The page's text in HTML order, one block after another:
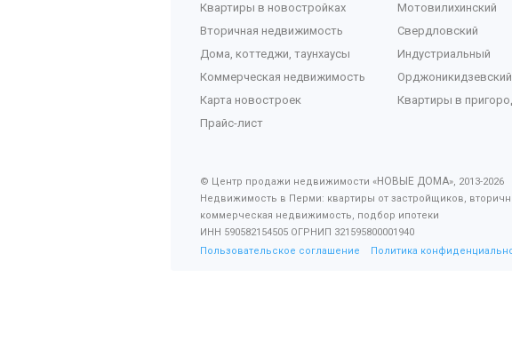
Квартиры в новостройках
Вторичная недвижимость
Дома, коттеджи, таунхаусы
Коммерческая недвижимость
Карта новостроек
Прайс-лист
Мотовилихинский
Свердловский
Индустриальный
Орджоникидзевский
Квартиры в
© Центр продажи недвижимости «НОВЫЕ ДОМА», 2013-2026
Недвижимость в Перми: квартиры от застройщиков,
коммерческая недвижимость, подбор ипотеки
ИНН 590582154505 ОГРНИП 321595800001940
Пользовательское соглашение
Политика